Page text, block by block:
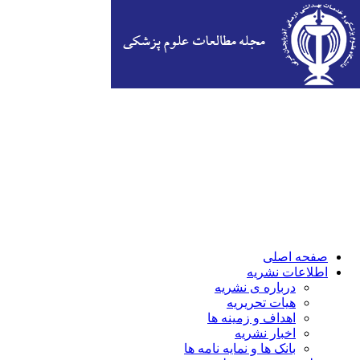
صفحه اصلی
اطلاعات نشریه
درباره ی نشریه
هیات تحریریه
اهداف و زمینه ها
اخبار نشریه
بانک ها و نمایه نامه ها